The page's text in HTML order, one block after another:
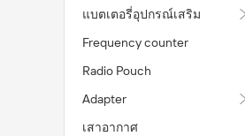
แบตเตอรี่อุปกรณ์เสริม
Frequency counter
Radio Pouch
Adapter
เสาอากาศ